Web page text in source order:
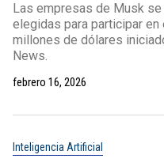
Las empresas de Musk
elegidas para participar
millones de dólares
News.
febrero 16, 2026
Inteligencia Artificial